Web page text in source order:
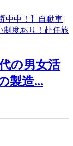
の男女活
製造...